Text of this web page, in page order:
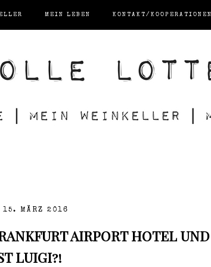
MEIN LEBEN KONTAKT/KOOPERATIONEN
15. MÄRZ 2016
AIRPORT HOTEL UND
LUIGI?!